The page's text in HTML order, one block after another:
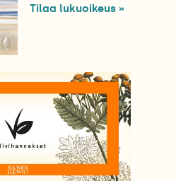
Tilaa lukuoikeus »